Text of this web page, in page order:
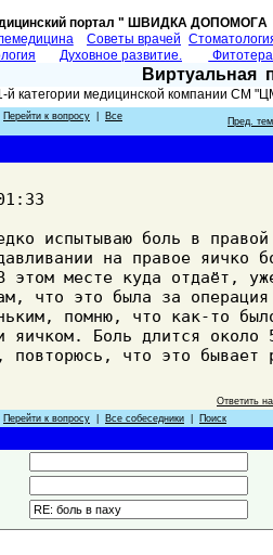
портал " ШВИДКА
Советы врачей
Духовное развитие.
Виртуальная
й категории медицинской компании СМ
Перейти к вопросу
Все
Пред.
испытываю боль в правой
на правое яичко
этом месте куда отдаёт,
что это была за
помню, что как-то
яичком. Боль длится около
повторюсь, что это бывает
Ответить
Перейти к вопросу Все собеседники Поиск